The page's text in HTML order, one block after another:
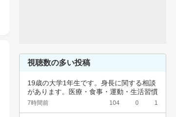
視聴数の多い投稿
19歳の大学1年生です。身長に関する相談
があります。医療・食事・運動・生活習慣
など、…
7時間前 104 0 1